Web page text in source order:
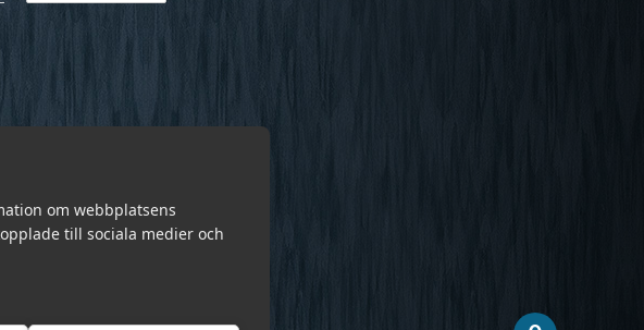
om webbplatsens
till sociala medier och